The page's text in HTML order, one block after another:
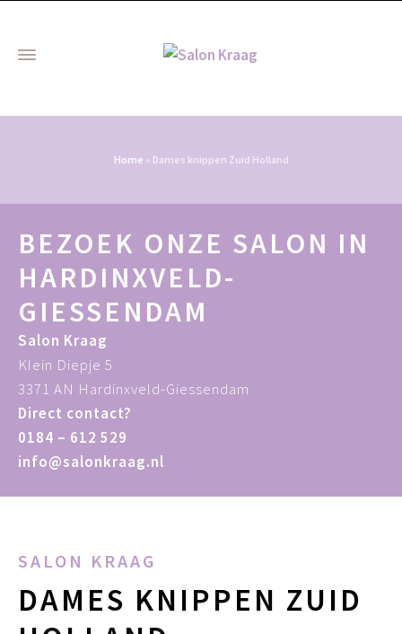
Home » Dames knippen Zuid Holland
BEZOEK ONZE SALON IN
HARDINXVELD-
GIESSENDAM
Salon Kraag
Klein Diepje 5
3371 AN Hardinxveld-Giessendam
Direct contact?
0184 – 612 529
info@salonkraag.nl
SALON KRAAG
DAMES KNIPPEN ZUID